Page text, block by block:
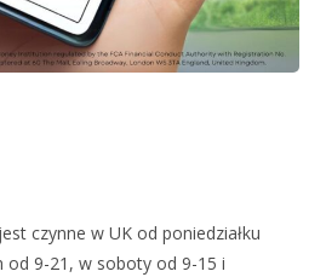
czynne w UK od poniedziałku
od 9-21, w soboty od 9-15 i